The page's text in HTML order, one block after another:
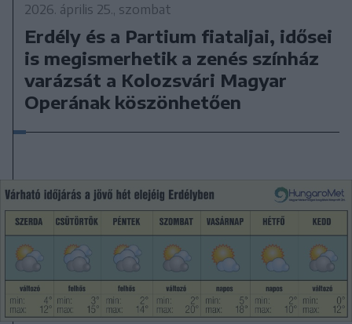
2026. április 25., szombat
Erdély és a Partium fiataljai, idősei
is megismerhetik a zenés színház
varázsát a Kolozsvári Magyar
Operának köszönhetően